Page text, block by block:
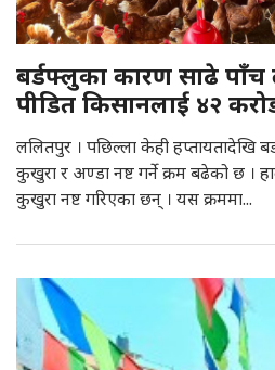
बर्डफ्लुका कारण साढे पाँच
पीडित किसानलाई ४२
ललितपुर । पछिल्ला केही हप्तायतादेखि
कुखुरा र अण्डा नष्ट गर्ने क्रम बढेको छ ।
कुखुरा नष्ट गरिएका छन् । यस क्रममा...